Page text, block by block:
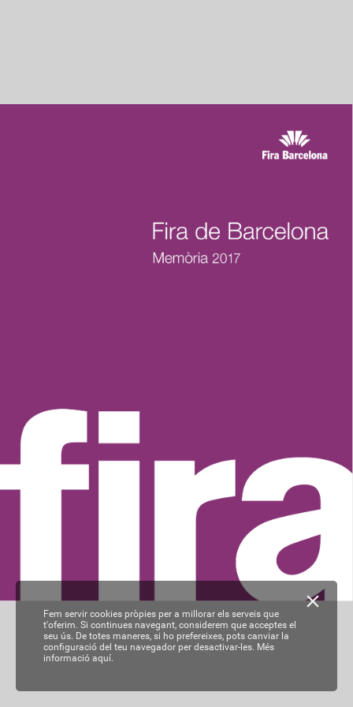
Fem servir cookies pròpies per a millorar els serveis que
t'oferim. Si continues navegant, considerem que acceptes el
seu ús. De totes maneres, si ho prefereixes, pots canviar la
configuració del teu navegador per desactivar-les. Més
informació aquí.